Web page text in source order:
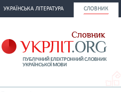
УКРАЇНСЬКА ЛІТЕРАТУРА СЛОВНИК